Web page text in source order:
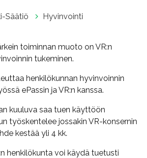
Säätiö Hyvinvointi
toiminnan muoto on VR:n
tukeminen.
henkilökunnan hyvinvoinnin
ePassin ja VR:n kanssa.
kuuluva saa tuen käyttöön
työskentelee jossakin VR-konsernin
kestää yli 4 kk.
henkilökunta voi käydä tuetusti